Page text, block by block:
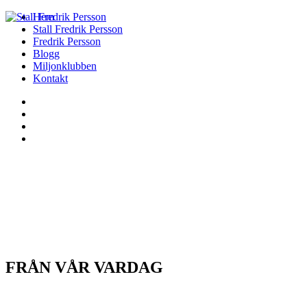
Hem
Stall Fredrik Persson
Fredrik Persson
Blogg
Miljonklubben
Kontakt
FRÅN VÅR VARDAG